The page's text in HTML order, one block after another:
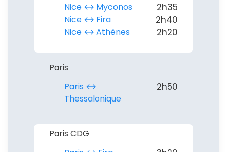
Nice ↔︎ Myconos
2h35
Nice ↔︎ Fira 2h40
Nice ↔︎ Athènes 2h20
Paris
Paris ↔︎
Thessalonique
2h50
Paris CDG